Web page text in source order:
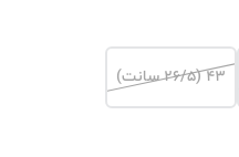
43 (26/5 سانت)